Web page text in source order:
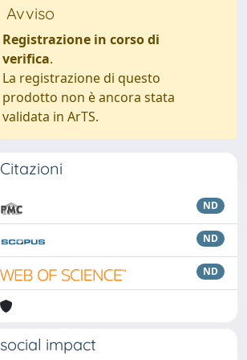
Avviso
Registrazione in corso di
verifica.
La registrazione di questo
prodotto non è ancora stata
validata in ArTS.
Citazioni
ND
ND
ND
social impact